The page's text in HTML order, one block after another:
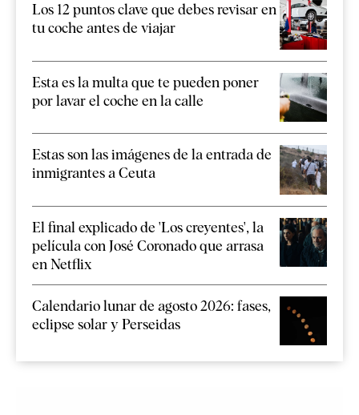
Los 12 puntos clave que debes revisar en
tu coche antes de viajar
Esta es la multa que te pueden poner
por lavar el coche en la calle
Estas son las imágenes de la entrada de
inmigrantes a Ceuta
El final explicado de 'Los creyentes', la
película con José Coronado que arrasa
en Netflix
Calendario lunar de agosto 2026: fases,
eclipse solar y Perseidas